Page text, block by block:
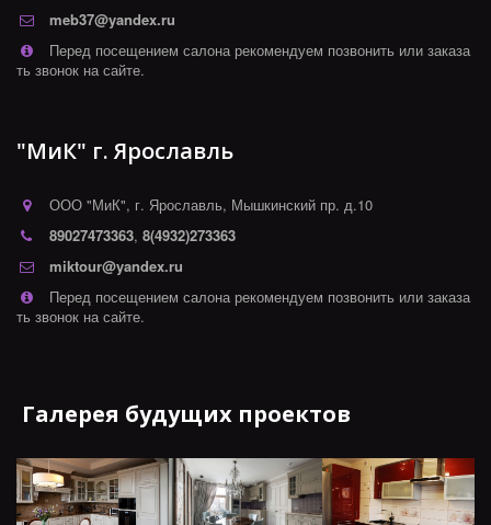
meb37@yandex.ru
Перед посещением салона рекомендуем позвонить или заказа
ть звонок на сайте.
"МиК" г. Ярославль
ООО "МиК", г. Ярославль, Мышкинский пр. д.10
89027473363, 8(4932)273363
miktour@yandex.ru
Перед посещением салона рекомендуем позвонить или заказа
ть звонок на сайте.
Галерея будущих проектов